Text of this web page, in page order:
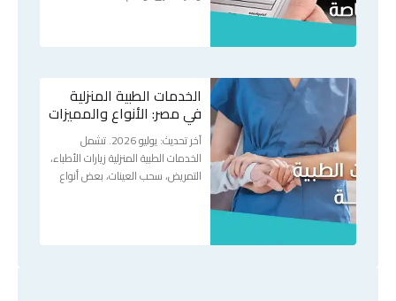
الخدمات الطبية المنزلية
في مصر: الأنواع والمميزات
آخر تحديث: يوليو 2026. تشمل
الخدمات الطبية المنزلية زيارات الأطباء،
التمريض، سحب العينات، بعض أنواع